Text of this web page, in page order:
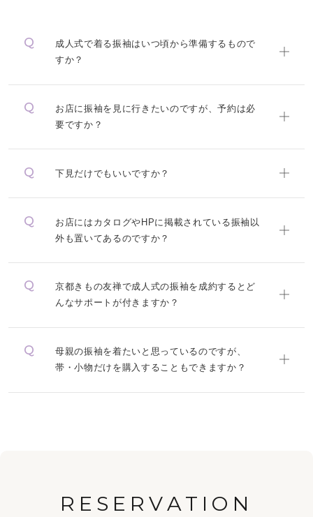
成人式で着る振袖はいつ頃から準備するもので
すか？
お店に振袖を見に行きたいのですが、予約は必
要ですか？
下見だけでもいいですか？
お店にはカタログやHPに掲載されている振袖以
外も置いてあるのですか？
京都きもの友禅で成人式の振袖を成約するとど
んなサポートが付きますか？
母親の振袖を着たいと思っているのですが、
帯・小物だけを購入することもできますか？
RESERVATION